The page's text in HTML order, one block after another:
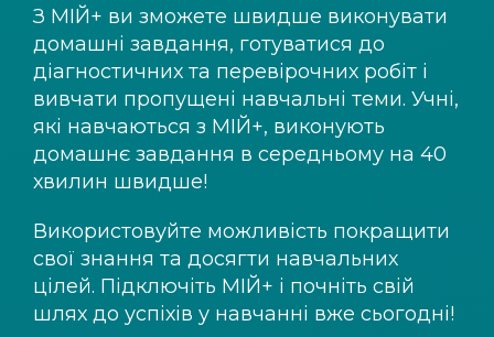
З МІЙ+ ви зможете швидше виконувати
домашні завдання, готуватися до
діагностичних та перевірочних робіт і
вивчати пропущені навчальні теми. Учні,
які навчаються з МІЙ+, виконують
домашнє завдання в середньому на 40
хвилин швидше!
Використовуйте можливість покращити
свої знання та досягти навчальних
цілей. Підключіть МІЙ+ і почніть свій
шлях до успіхів у навчанні вже сьогодні!